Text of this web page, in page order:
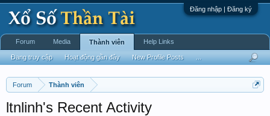
Đăng nhập | Đăng ký
Forum Thành viên
ltnlinh's Recent Activity
Forum Media Thành viên
Đang truy cập Hoạt động gần đây New Profile Posts
Help Links